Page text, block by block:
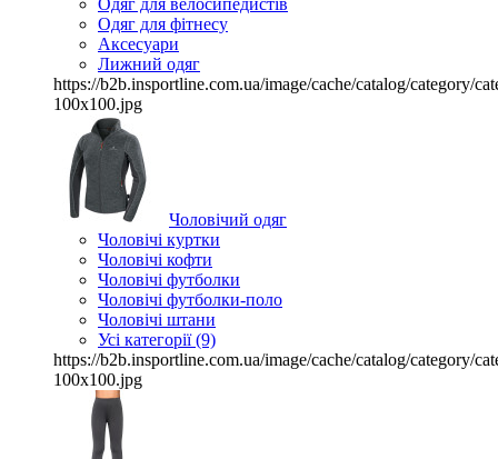
Одяг для велосипедистів
Одяг для фітнесу
Аксесуари
Лижний одяг
https://b2b.insportline.com.ua/image/cache/catalog/category/
100x100.jpg
Чоловічий одяг
Чоловічі куртки
Чоловічі кофти
Чоловічі футболки
Чоловічі футболки-поло
Чоловічі штани
Усі категорії (9)
https://b2b.insportline.com.ua/image/cache/catalog/category/
100x100.jpg